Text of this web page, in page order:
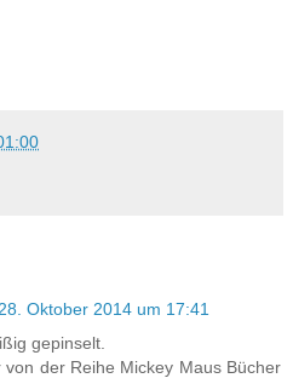
28. Oktober 2014 um 17:41
gepinselt.
der Reihe Mickey Maus Bücher